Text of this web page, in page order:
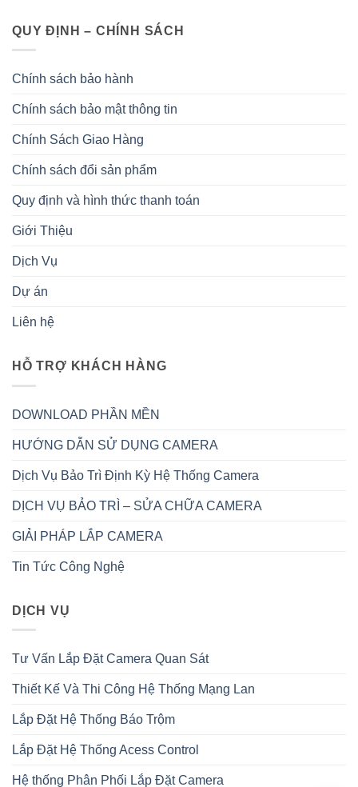
QUY ĐỊNH – CHÍNH SÁCH
Chính sách bảo hành
Chính sách bảo mật thông tin
Chính Sách Giao Hàng
Chính sách đổi sản phẩm
Quy định và hình thức thanh toán
Giới Thiệu
Dịch Vụ
Dự án
Liên hệ
HỖ TRỢ KHÁCH HÀNG
DOWNLOAD PHẦN MỀN
HƯỚNG DẪN SỬ DỤNG CAMERA
Dịch Vụ Bảo Trì Định Kỳ Hệ Thống Camera
DỊCH VỤ BẢO TRÌ – SỬA CHỮA CAMERA
GIẢI PHÁP LẮP CAMERA
Tin Tức Công Nghệ
DỊCH VỤ
Tư Vấn Lắp Đặt Camera Quan Sát
Thiết Kế Và Thi Công Hệ Thống Mạng Lan
Lắp Đặt Hệ Thống Báo Trộm
Lắp Đặt Hệ Thống Acess Control
Hệ thống Phân Phối Lắp Đặt Camera